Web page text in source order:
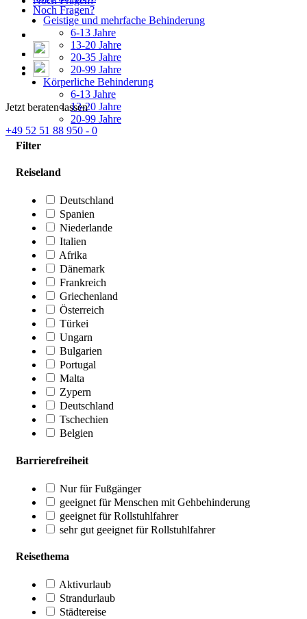
Noch Fragen?
Jetzt beraten lassen
+49 52 51 88 950 - 0
Geistige und mehrfache Behinderung
6-13 Jahre
13-20 Jahre
20-35 Jahre
20-99 Jahre
Körperliche Behinderung
6-13 Jahre
13-20 Jahre
20-99 Jahre
Filter
Reiseland
Deutschland
Spanien
Niederlande
Italien
Afrika
Dänemark
Frankreich
Griechenland
Österreich
Türkei
Ungarn
Bulgarien
Portugal
Malta
Zypern
Deutschland
Tschechien
Belgien
Barrierefreiheit
Nur für Fußgänger
geeignet für Menschen mit Gehbehinderung
geeignet für Rollstuhlfahrer
sehr gut geeignet für Rollstuhlfahrer
Reisethema
Aktivurlaub
Strandurlaub
Städtereise